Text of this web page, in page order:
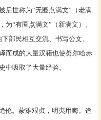
后世称为“无圈点满文”（老满
为“有圈点满文”（新满文）。
部民相互交流、书写公文、
而成的大量汉籍也使努尔哈赤
中吸取了大量经验。
伦。蒙难艰贞，明夷用晦。迨